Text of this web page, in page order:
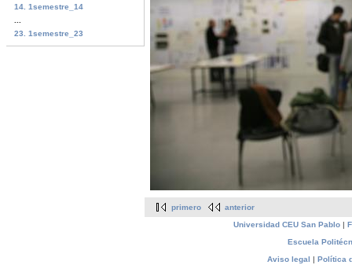
14. 1semestre_14
23. 1semestre_23
primero
anterior
Universidad CEU San Pablo|
Escuela
Aviso legal | Política